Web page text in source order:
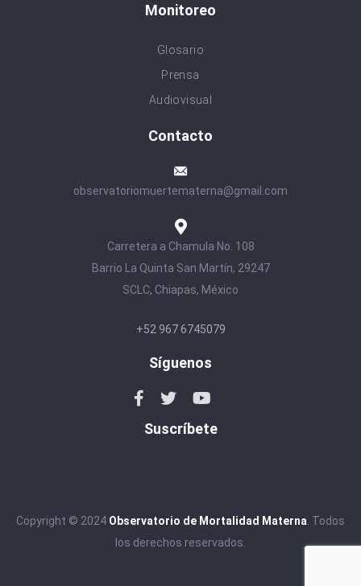
Monitoreo
Glosario
Prensa
Audiovisual
Contacto
observatoriomuertematerna@gmail.com
Carretera a Chamula No. 108
Barrio La Quinta San Martín, 29247
SCLC, Chiapas, México
+52 967 6745079
Síguenos
Suscríbete
Copyright © 2024 Observatorio de Mortalidad Materna . Todos
los derechos reservados.